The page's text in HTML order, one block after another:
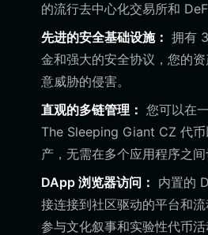
的流行去中心化交易所和
先进的安全基础设施： 拥有
金和强大的安全协议，您的
意威胁的侵害。
直观的多链管理： 您可以在
The Sleeping Giant CZ 代币
产，无需在多个应用程序之间
DApp 浏览器访问： 内置的
接连接到社区驱动的平台和
参与文化叙事和实验性代币活